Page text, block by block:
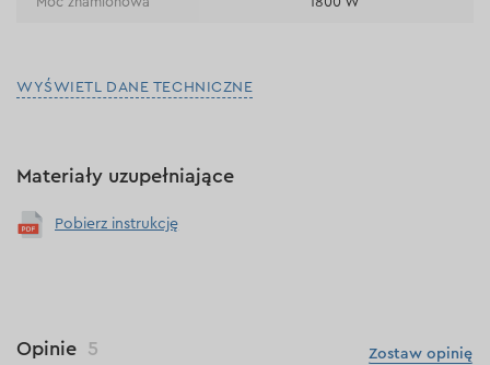
WYŚWIETL DANE TECHNICZNE
Materiały uzupełniające
Pobierz instrukcję
Zostaw opinię
Opinie 5